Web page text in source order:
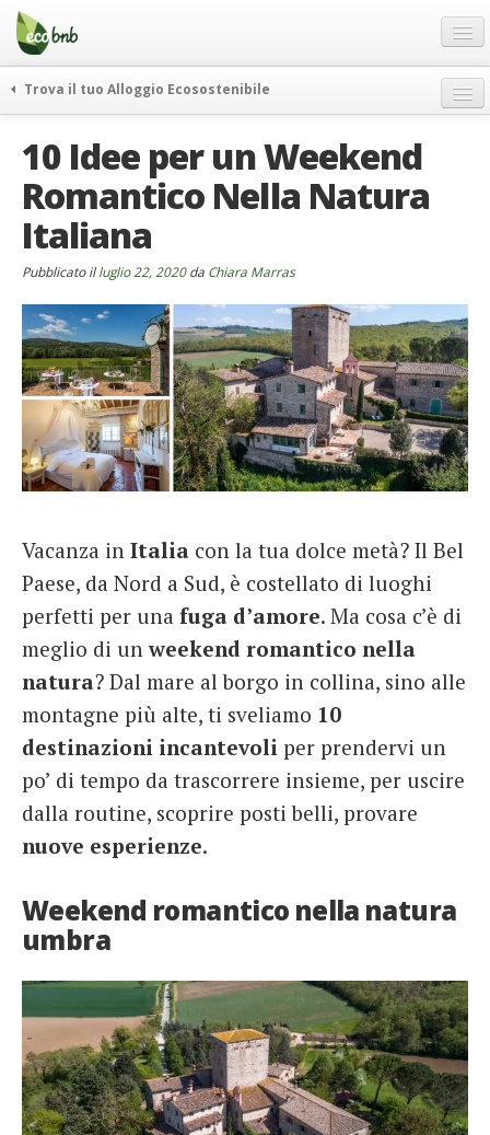
Menu
Salta
contenuto
Offerte Speciali
Regali
FAQ
Chi Siamo
Partner
Contatti
Italiano
German
English
Spanish
Italiano
Trova il tuo Alloggio Ecosostenibile
itinerari
curiosità
vivere e viaggiare verde
rassegna stampa
10 Idee per un Weekend
Romantico Nella Natura
Italiana
Pubblicato illuglio 22, 2020da Chiara Marras
Vacanza in Italia con la tua dolce metà? Il Bel
Paese, da Nord a Sud, è costellato di luoghi
perfetti per una fuga d’amore. Ma cosa c’è di
meglio di unweekend romantico nella
natura? Dal mare al borgo in collina, sino alle
montagne più alte, ti sveliamo 10
destinazioni incantevoli per prendervi un
po’ di tempo da trascorrere insieme, per uscire
dalla routine, scoprire posti belli, provare
nuove esperienze.
Weekend romantico nella natura
umbra